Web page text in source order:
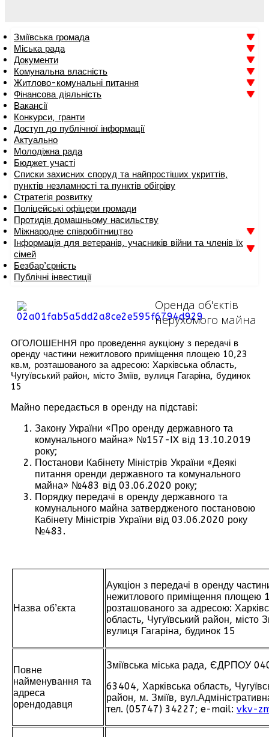
Зміївська громада
Міська рада
Документи
Комунальна власність
Житлово-комунальні питання
Фінансова діяльність
Вакансії
Конкурси, гранти
Доступ до публічної інформації
Актуально
Молодіжна рада
Бюджет участі
Списки захисних споруд та найпростіших укриттів,
пунктів незламності та пунктів обігріву
Стратегія розвитку
Поліцейські офіцери громади
Протидія домашньому насильству
Міжнародне співробітництво
Інформація для ветеранів, учасників війни та членів їх
сімей
Безбар’єрність
Публічні інвестиції
Оренда об'єктів
нерухомого майна
ОГОЛОШЕННЯ про проведення аукціону з передачі в
оренду частини нежитлового приміщення площею 10,23
кв.м, розташованого за адресою: Харківська область,
Чугуївський район, місто Зміїв, вулиця Гагаріна, будинок
15
Майно передається в оренду на підставі:
Закону України «Про оренду державного та
комунального майна» №157-IX від 13.10.2019
року;
Постанови Кабінету Міністрів України «Деякі
питання оренди державного та комунального
майна» №483 від 03.06.2020 року;
Порядку передачі в оренду державного та
комунального майна затвердженого постановою
Кабінету Міністрів України від 03.06.2020 року
№483.
Назва об’єкта
Аукціон з передачі в оренду
нежитлового приміщення площею
розташованого за адресою:
область, Чугуївський район, місто
вулиця Гагаріна, будинок 15
Повне
найменування та
адреса
орендодавця
Зміївська міська рада, ЄДРПОУ
63404, Харківська область,
район, м. Зміїв,
тел. (05747) 34227; e-mail: vkv-